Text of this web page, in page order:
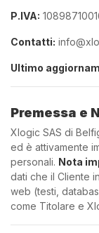
P.IVA:
Contatti:
Ultimo
Premessa e
Xlogic SAS di
ed è attivamente
personali. Nota
dati che il Cliente
web (testi,
come Titolare e